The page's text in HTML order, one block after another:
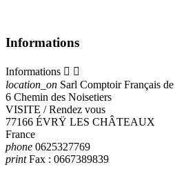
Informations
Informations  
location_on Sarl Comptoir Français
6 Chemin des Noisetiers
VISITE / Rendez vous
77166 ÉVRŸ LES CHÂTEAUX
France
phone 0625327769
printFax : 0667389839